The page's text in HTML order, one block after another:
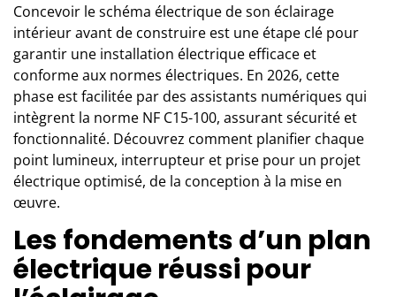
Concevoir le schéma électrique de son éclairage
intérieur avant de construire est une étape clé pour
garantir une installation électrique efficace et
conforme aux normes électriques. En 2026, cette
phase est facilitée par des assistants numériques qui
intègrent la norme NF C15-100, assurant sécurité et
fonctionnalité. Découvrez comment planifier chaque
point lumineux, interrupteur et prise pour un projet
électrique optimisé, de la conception à la mise en
œuvre.
Les fondements d’un plan
électrique réussi pour